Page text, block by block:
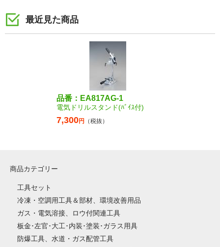
最近見た商品
品番：EA817AG-1
電気ドリルスタンド(ﾊﾞｲｽ付)
7,300円 （税抜）
商品カテゴリー
工具セット
冷凍・空調用工具＆部材、環境改善用品
ガス・電気溶接、ロウ付関連工具
板金･左官･大工･内装･塗装･ガラス用具
防爆工具、水道・ガス配管工具